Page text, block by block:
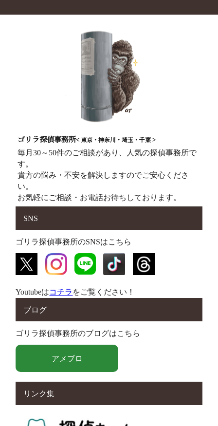
ゴリラ探偵事務所< 東京・神奈川・埼玉・千葉 >
毎月30～50件のご相談があり、人気の探偵事務所で
す。
貴方の悩み・不安を解決しますのでご安心くださ
い。
お気軽にご相談・お電話お待ちしております。
SNS
ゴリラ探偵事務所のSNSはこちら
Youtubeはコチラ をご覧ください！
ブログ
ゴリラ探偵事務所のブログはこちら
アメブロ
リンク集